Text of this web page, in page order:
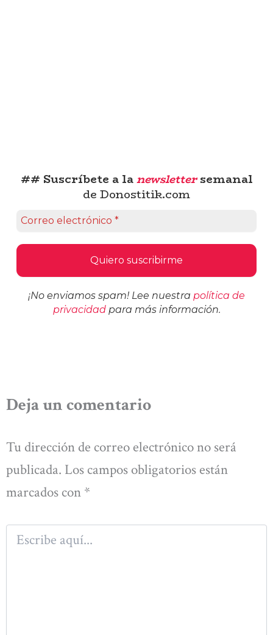
## Suscríbete a lanewslettersemanal
de Donostitik.com
¡No enviamos spam! Lee nuestra política de
privacidadpara más información.
Deja un comentario
Tu dirección de correo electrónico no será
publicada. Los campos obligatorios están
marcados con *
Escribe
aquí...